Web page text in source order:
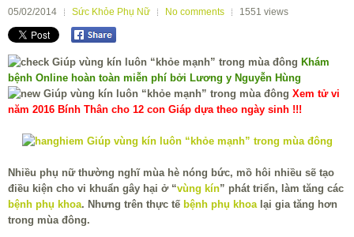
05/02/2014 Sức Khỏe Phụ Nữ No comments 1551 views
Khám
bệnh Online hoàn toàn miễn phí bởi Lương y Nguyễn Hùng
Xem tử vi
năm 2016 Bính Thân cho 12 con Giáp dựa theo ngày sinh !!!
Nhiều phụ nữ thường nghĩ mùa hè nóng bức, mồ hôi nhiều sẽ tạo
điều kiện cho vi khuẩn gây hại ở “vùng kín” phát triển, làm tăng các
bệnh phụ khoa. Nhưng trên thực tế bệnh phụ khoalại gia tăng hơn
trong mùa đông.